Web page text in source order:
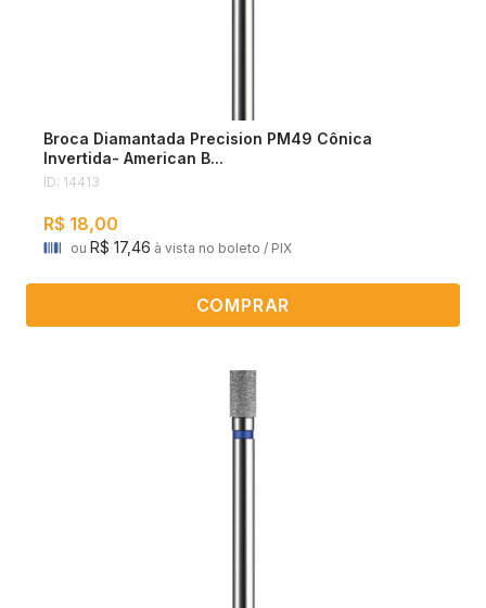
Broca Diamantada Precision PM49 Cônica
Invertida- American B...
ID: 14413
R$ 18,00
ou R$ 17,46 à vista no boleto / PIX
COMPRAR